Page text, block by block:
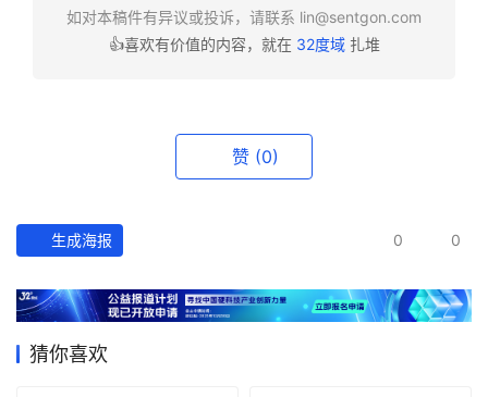
头
度
产
如对本稿件有异议或投诉，请联系 lin@sentgon.com
👍喜欢有价值的内容，就在 32度域扎堆
赞 (0)
生成海报 0 0
猜你喜欢